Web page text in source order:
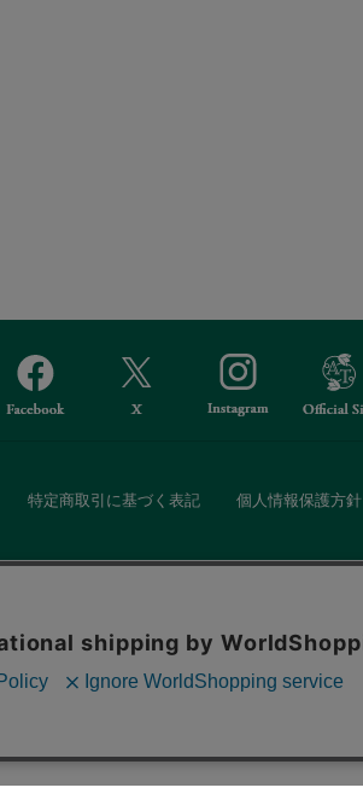
特定商取引に基づく表記 個人情報保護方針
意の可否を選択してください。選
を通じて収集する情報には「お客